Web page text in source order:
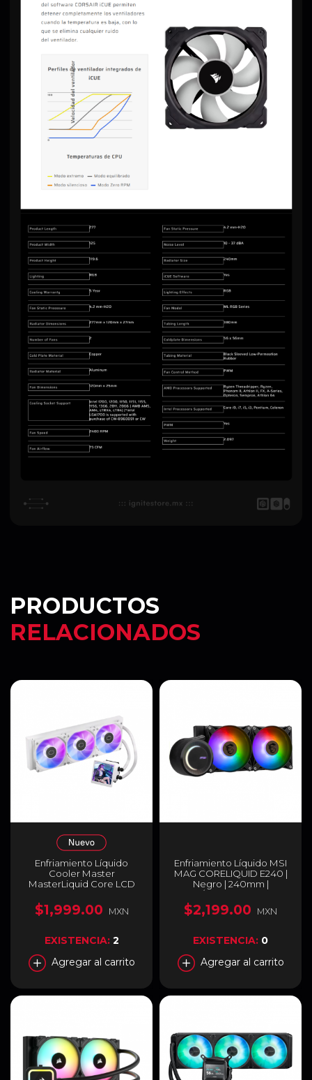
PRODUCTOS
RELACIONADOS
Enfriamiento Líquido
Cooler Master
MasterLiquid Core LCD
LCD 4" | AM5 / AM4 | LGA
1851 / 1700 / 1200 / 1150 / 1151
MLX-D36M-A18PW-RL
$1,999.00 MXN
EXISTENCIA: 2
Agregar al carrito
Enfriamiento Líquido MSI
MAG CORELIQUID E240 |
Negro | 240mm |
AM5/LGA1700 | ARGB |
MAG CORELIQUID E240
$2,199.00 MXN
EXISTENCIA: 0
Agregar al carrito